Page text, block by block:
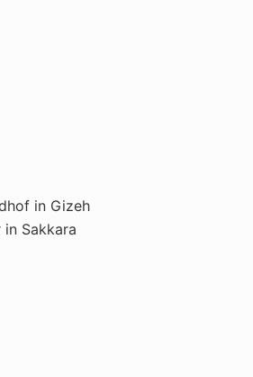
in Gizeh
Sakkara